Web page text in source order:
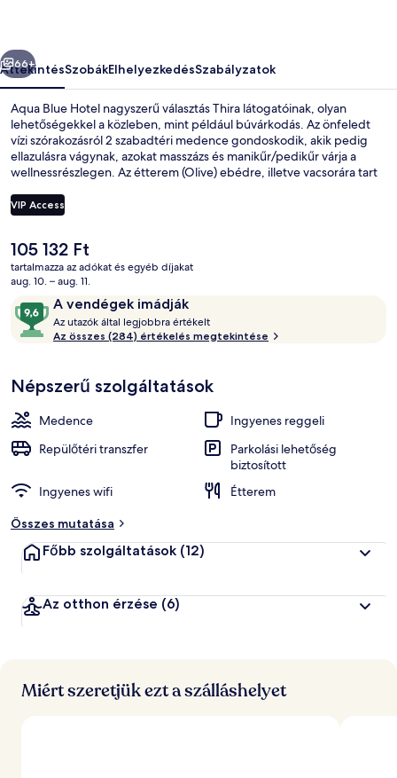
Következő
66+
ÁttekintésSzobákElhelyezkedésSzabályzatok
Aqua Blue Hotel nagyszerű választás Thira látogatóinak, olyan
lehetőségekkel a közleben, mint például búvárkodás. Az önfeledt
vízi szórakozásról 2 szabadtéri medence gondoskodik, akik pedig
ellazulásra vágynak, azokat masszázs és manikűr/pedikűr várja a
wellnessrészlegen. Az étterem (Olive) ebédre, illetve vacsorára tart
a következőket is kínálja: medence melletti bár, fitneszlétesítmény
és gyermekmedence. Más utazók imádják a hely következó
VIP Access
A
jelenlegi
ár
105 132 Ft
tartalmazza az adókat és egyéb díjakat
aug. 10. – aug. 11.
ÉrtékelésekA vendégek imádják
9,6
ennyiből:
10,
vendégek
imádják
Az utazók által legjobbra értékelt
z
t
z
ó
k
á
l
l
e
r
Az összes (284) értékelés megtekintése
Népszerű szolgáltatások
Medence
Ingyenes reggeli
Repülőtéri transzfer
Parkolási lehetőség
biztosított
Ingyenes wifi
Étterem
Összes mutatása
Főbb szolgáltatások (12)
Az otthon érzése (6)
Miért szeretjük ezt a szálláshelyet